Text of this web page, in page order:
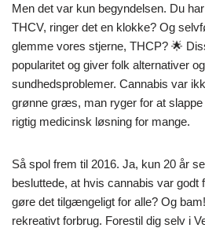
Men det var kun begyndelsen. Du
THCV, ringer det en klokke? Og
glemme vores stjerne, THCP? 🌟
popularitet og giver folk alternativer
sundhedsproblemer. Cannabis var
grønne græs, man ryger for at
rigtig medicinsk løsning for mange.
Så spol frem til 2016. Ja, kun 20 år
besluttede, at hvis cannabis var godt
gøre det tilgængeligt for alle? Og
rekreativt forbrug. Forestil dig selv i